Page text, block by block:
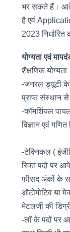
भर सकते हैं।
है एवं
2023 निर्धारित
योग्यता एवं
शैक्षणिक योग्यता
-जनरल ड्यूटी के
प्राप्त संस्थान
-कॉमर्शियल
विज्ञान एवं
-टेक्निकल (
रिक्त पदों पर
फीसद अंकों के
ऑटोमोटिव या
मेटलर्जी की
-लॉ के पदों पर